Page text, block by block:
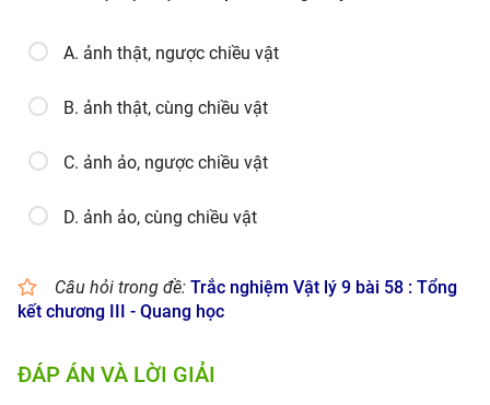
A. ảnh thật, ngược chiều vật
B. ảnh thật, cùng chiều vật
C. ảnh ảo, ngược chiều vật
D. ảnh ảo, cùng chiều vật
Câu hỏi trong đề: Trắc nghiệm Vật lý 9 bài 58 : Tổng
kết chương III - Quang học
ĐÁP ÁN VÀ LỜI GIẢI